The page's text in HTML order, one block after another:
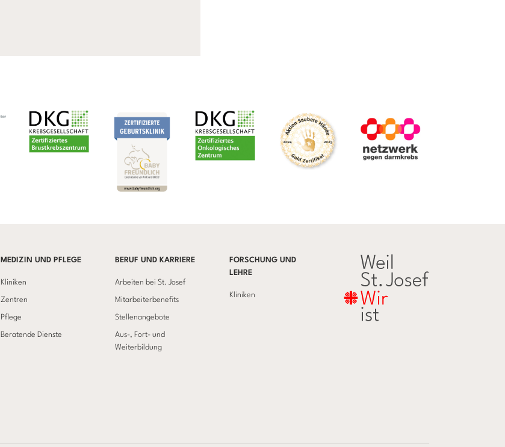
MEDIZIN UND PFLEGE
Kliniken
Zentren
Pflege
Beratende Dienste
BERUF UND KARRIERE
Arbeiten bei St. Josef
Mitarbeiterbenefits
Stellenangebote
Aus-, Fort- und
Weiterbildung
FORSCHUNG UND
LEHRE
Kliniken